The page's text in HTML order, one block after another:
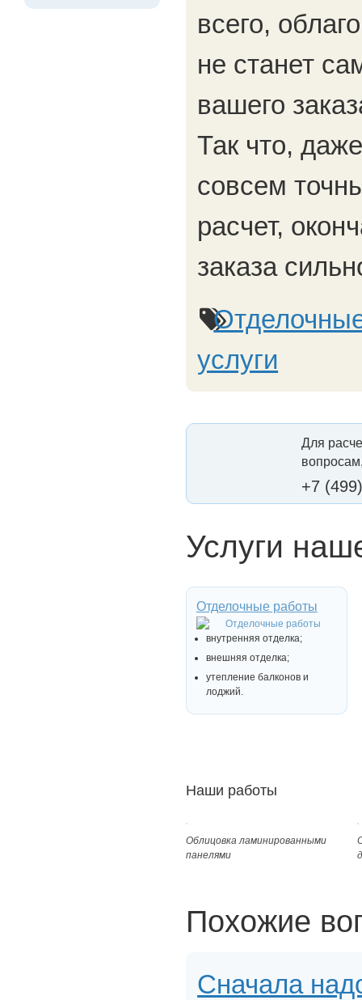
всего,
не станет
вашего
Так что,
совсем
расчет,
заказа
услуги
Для
+7
Услуги
Отделочные работы
внутренняя отделка;
внешняя отделка;
утепление балконов и
лоджий.
Наши работы
Облицовка ламинированными
панелями
Похожие
Сначала